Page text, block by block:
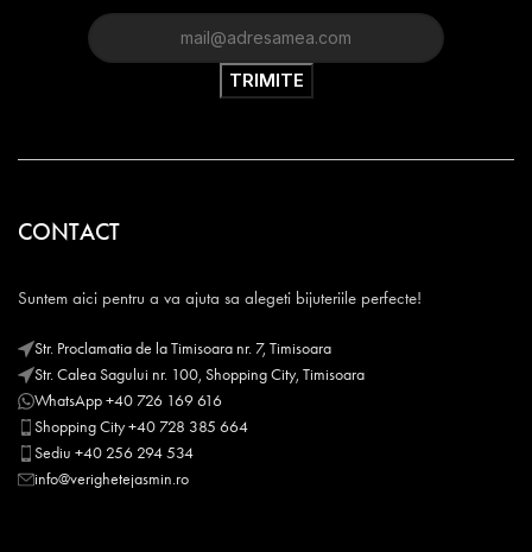
CONTACT
Suntem aici pentru a va ajuta sa alegeti bijuteriile perfecte!
Str. Proclamatia de la Timisoara nr. 7, Timisoara
Str. Calea Sagului nr. 100, Shopping City, Timisoara
WhatsApp +40 726 169 616
Shopping City +40 728 385 664
Sediu +40 256 294 534
info@verighetejasmin.ro